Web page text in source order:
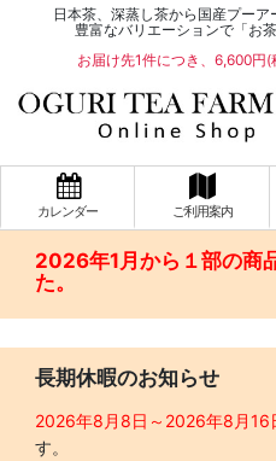
日本茶、深蒸し茶から国産プーア
豊富なバリエーションで「お
お届け先1件につき、6,600円
カレンダー ご利用案内
2026年1月から１部の商
た。
長期休暇のお知らせ
2026年8月8日～2026年8月16
す。